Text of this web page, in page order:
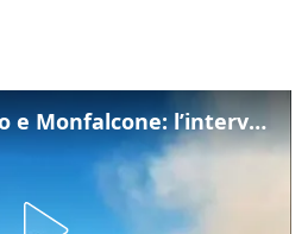
Incendio tra Duino e Monfalcone: l’intervento dei vigili del fuoco